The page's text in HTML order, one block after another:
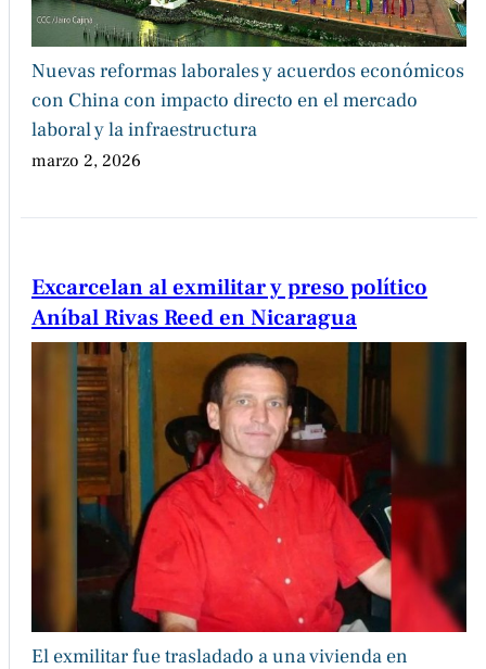
Nuevas reformas laborales y acuerdos económicos
con China con impacto directo en el mercado
laboral y la infraestructura
marzo 2, 2026
Excarcelan al exmilitar y preso político
Aníbal Rivas Reed en Nicaragua
El exmilitar fue trasladado a una vivienda en